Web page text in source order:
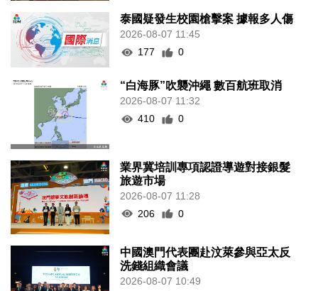
泰國疑發生校園槍擊案 據報多人傷
2026-08-07 11:45
177
0
“白海豚”吹襲沖繩 數百航班取消
2026-08-07 11:32
410
0
業界冀培訓專項認證導遊對接銀髮
旅遊市場
2026-08-07 11:28
206
0
中國澳門代表團赴汶萊參與亞太反
洗錢組織會議
2026-08-07 10:49